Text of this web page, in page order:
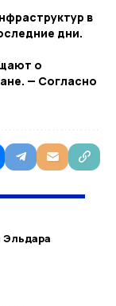
в
дни.
о
— Согласно